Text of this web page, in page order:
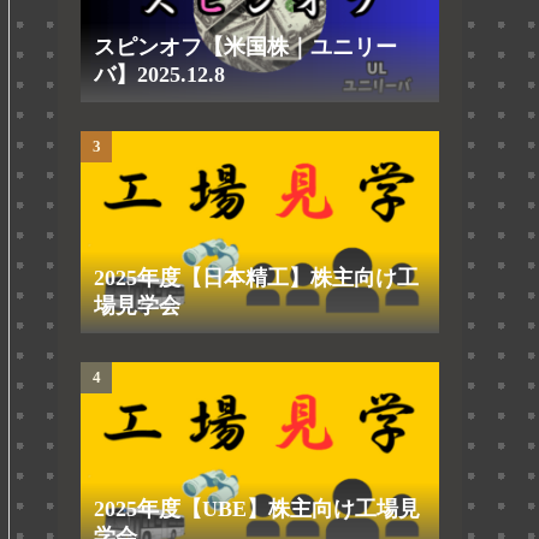
スピンオフ【米国株｜ユニリー
バ】2025.12.8
2025年度【日本精工】株主向け工
場見学会
2025年度【UBE】株主向け工場見